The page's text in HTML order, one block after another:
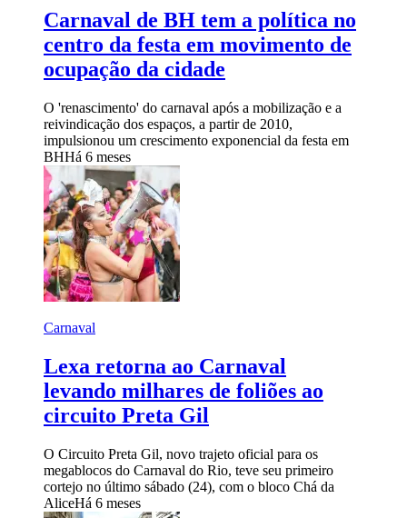
Carnaval de BH tem a política no
centro da festa em movimento de
ocupação da cidade
O 'renascimento' do carnaval após a mobilização e a
reivindicação dos espaços, a partir de 2010,
impulsionou um crescimento exponencial da festa em
BHHá 6 meses
Carnaval
Lexa retorna ao Carnaval
levando milhares de foliões ao
circuito Preta Gil
O Circuito Preta Gil, novo trajeto oficial para os
megablocos do Carnaval do Rio, teve seu primeiro
cortejo no último sábado (24), com o bloco Chá da
AliceHá 6 meses